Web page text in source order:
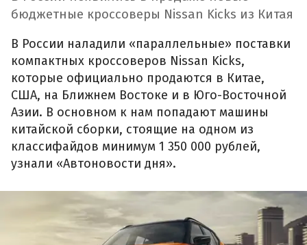
бюджетные кроссоверы Nissan Kicks из Китая
В России наладили «параллельные» поставки
компактных кроссоверов Nissan Kicks,
которые официально продаются в Китае,
США, на Ближнем Востоке и в Юго-Восточной
Азии. В основном к нам попадают машины
китайской сборки, стоящие на одном из
классифайдов минимум 1 350 000 рублей,
узнали «Автоновости дня».